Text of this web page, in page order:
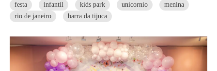
festa infantil kids park unicornio
menina
rio de janeiro
barra da tijuca